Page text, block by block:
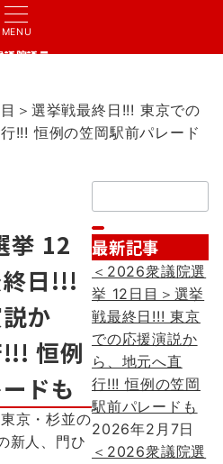
MENU
議院議員
勝信
＞選挙戦最終日!!! 東京での
!!! 恒例の笠岡駅前パレード
挙 12
日!!!
か
恒例
ドも
京・杉並の
新人、門ひ
索：
最新記事
＜2026衆議院選
挙 12日目＞選挙
戦最終日!!! 東京
での応援演説か
ら、地元へ直
行!!! 恒例の笠岡
駅前パレードも
2026年2月7日
＜2026衆議院選